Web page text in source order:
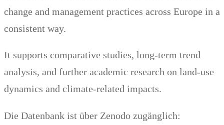
change and management practices across Europe in a
consistent way.
It supports comparative studies, long-term trend
analysis, and further academic research on land-use
dynamics and climate-related impacts.
Die Datenbank ist über Zenodo zugänglich: